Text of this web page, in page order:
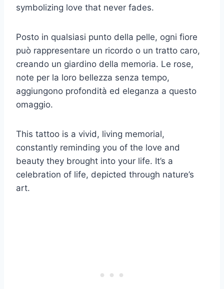
symbolizing love that never fades.
Posto in qualsiasi punto della pelle, ogni fiore
può rappresentare un ricordo o un tratto caro,
creando un giardino della memoria. Le rose,
note per la loro bellezza senza tempo,
aggiungono profondità ed eleganza a questo
omaggio.
This tattoo is a vivid, living memorial,
constantly reminding you of the love and
beauty they brought into your life. It’s a
celebration of life, depicted through nature’s
art.